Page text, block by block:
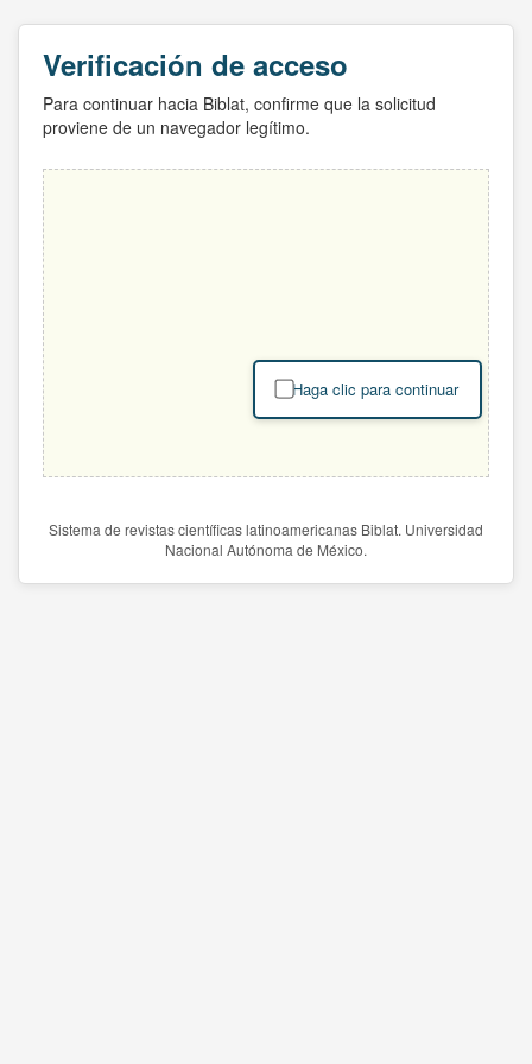
Verificación de acceso
Para continuar hacia Biblat, confirme que la solicitud
proviene de un navegador legítimo.
Haga clic para continuar
Sistema de revistas científicas latinoamericanas Biblat. Universidad
Nacional Autónoma de México.